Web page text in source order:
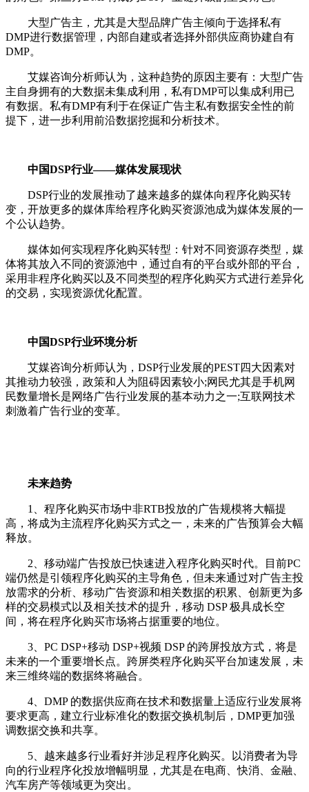
大型广告主，尤其是大型品牌广告主倾向于选择私有
DMP进行数据管理，内部自建或者选择外部供应商协建自有
DMP。
艾媒咨询分析师认为，这种趋势的原因主要有：大型广告
主自身拥有的大数据未集成利用，私有DMP可以集成利用已
有数据。私有DMP有利于在保证广告主私有数据安全性的前
提下，进一步利用前沿数据挖掘和分析技术。
中国DSP行业——媒体发展现状
DSP行业的发展推动了越来越多的媒体向程序化购买转
变，开放更多的媒体库给程序化购买资源池成为媒体发展的一
个公认趋势。
媒体如何实现程序化购买转型：针对不同资源存类型，媒
体将其放入不同的资源池中，通过自有的平台或外部的平台，
采用非程序化购买以及不同类型的程序化购买方式进行差异化
的交易，实现资源优化配置。
中国DSP行业环境分析
艾媒咨询分析师认为，DSP行业发展的PEST四大因素对
其推动力较强，政策和人为阻碍因素较小;网民尤其是手机网
民数量增长是网络广告行业发展的基本动力之一;互联网技术
刺激着广告行业的变革。
未来趋势
1、程序化购买市场中非RTB投放的广告规模将大幅提
高，将成为主流程序化购买方式之一，未来的广告预算会大幅
释放。
2、移动端广告投放已快速进入程序化购买时代。目前PC
端仍然是引领程序化购买的主导角色，但未来通过对广告主投
放需求的分析、移动广告资源和相关数据的积累、创新更为多
样的交易模式以及相关技术的提升，移动 DSP 极具成长空
间，将在程序化购买市场将占据重要的地位。
3、PC DSP+移动 DSP+视频 DSP 的跨屏投放方式，将是
未来的一个重要增长点。跨屏类程序化购买平台加速发展，未
来三维终端的数据终将融合。
4、DMP 的数据供应商在技术和数据量上适应行业发展将
要求更高，建立行业标准化的数据交换机制后，DMP更加强
调数据交换和共享。
5、越来越多行业看好并涉足程序化购买。以消费者为导
向的行业程序化投放增幅明显，尤其是在电商、快消、金融、
汽车房产等领域更为突出。